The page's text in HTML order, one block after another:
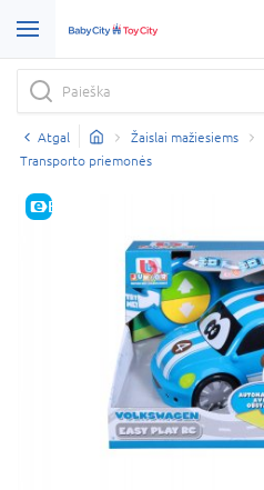
Atgal Žaislai mažiesiems
Transporto priemonės
E-KAINA